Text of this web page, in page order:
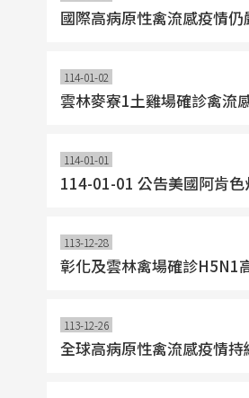
國際高病原性禽流感疫情仍
114-01-02
雲林麥寮1土雞場確診禽流
114-01-01
114-01-01 公告美國阿肯色
113-12-28
彰化及雲林禽場確診H5N1
113-12-26
全球高病原性禽流感疫情持